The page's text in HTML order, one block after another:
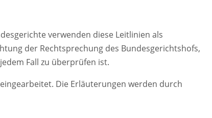
verwenden diese Leitlinien als
der Rechtsprechung des Bundesgerichtshofs,
Fall zu überprüfen ist.
Die Erläuterungen werden durch